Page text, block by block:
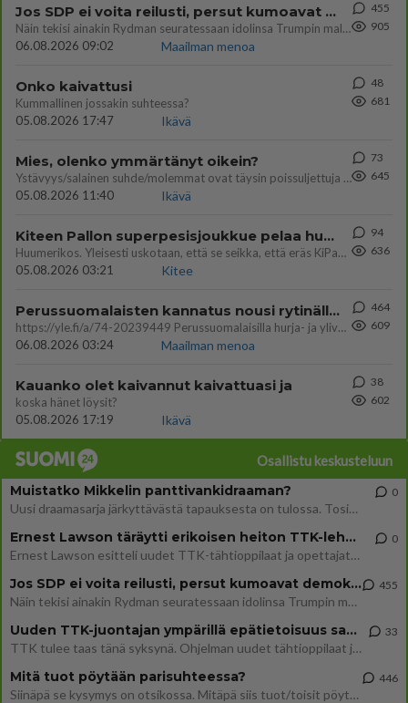
Jos SDP ei voita reilusti, persut kumoavat demokratian Suomesta
Näin tekisi ainakin Rydman seuratessaan idolinsa Trumpin mallia https://www.is.fi/politiikka/art-2000012187244.html
06.08.2026 09:02
Maailman menoa
455
905
Onko kaivattusi
Kummallinen jossakin suhteessa?
05.08.2026 17:47
Ikävä
48
681
Mies, olenko ymmärtänyt oikein?
Ystävyys/salainen suhde/molemmat ovat täysin poissuljettuja asioita? Nainen
05.08.2026 11:40
Ikävä
73
645
Kiteen Pallon superpesisjoukkue pelaa huumeiden vaikutuksen alaisena
Huumerikos. Yleisesti uskotaan, että se seikka, että eräs KiPan pelaaja kärähtää huumeista, on vain jäävuoren huippu. M
05.08.2026 03:21
Kitee
94
636
Perussuomalaisten kannatus nousi rytinällä Ylen tänään julkaisemassa tuoreimmassa gallup-kyselyssä.
https://yle.fi/a/74-20239449 Perussuomalaisilla hurja- ja ylivoimaisesti suurin nousu tässä uudessa Ylen gallupissa. Kyl
06.08.2026 03:24
Maailman menoa
464
609
Kauanko olet kaivannut kaivattuasi ja
koska hänet löysit?
05.08.2026 17:19
Ikävä
38
602
Osallistu keskusteluun
Muistatko Mikkelin panttivankidraaman?
Uusi draamasarja järkyttävästä tapauksesta on tulossa. Tositapahtumiin perustuva sarja ammentaa vuoden 1986 Mikkelin pan
0
Ernest Lawson täräytti erikoisen heiton TTK-lehdistötilaisuudessa: " Onko tässä tarkoituksena...?"
Ernest Lawson esitteli uudet TTK-tähtioppilaat ja opettajat torstaina 6.8. lehdistölle. Tulevalla kaudella on yksi hausk
0
Jos SDP ei voita reilusti, persut kumoavat demokratian Suomesta
Näin tekisi ainakin Rydman seuratessaan idolinsa Trumpin mallia https://www.is.fi/politiikka/art-2000012187244.html
455
Uuden TTK-juontajan ympärillä epätietoisuus sakenee - Nyt MTV hämmentää soppaa
TTK tulee taas tänä syksynä. Ohjelman uudet tähtioppilaat julkistetaan torstaina 6. elokuuta klo 14 alkavassa lehdistö
33
Mitä tuot pöytään parisuhteessa?
Siinäpä se kysymys on otsikossa. Mitäpä siis tuot/toisit pöytään parisuhteessa? Oletko mies vai nainen? Koetko sen mitä
446